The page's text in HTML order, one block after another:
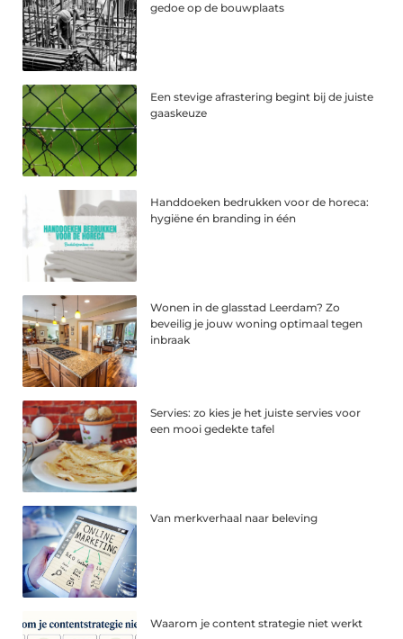
gedoe op de bouwplaats
Een stevige afrastering begint bij de juiste
gaaskeuze
Handdoeken bedrukken voor de horeca:
hygiëne én branding in één
Wonen in de glasstad Leerdam? Zo
beveilig je jouw woning optimaal tegen
inbraak
Servies: zo kies je het juiste servies voor
een mooi gedekte tafel
Van merkverhaal naar beleving
Waarom je content strategie niet werkt